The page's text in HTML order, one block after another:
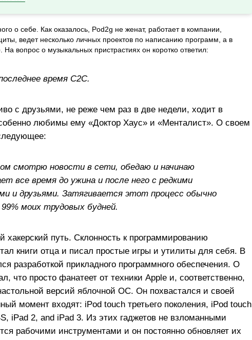
о себе. Как оказалось, Pod2g не женат, работает в компании,
ведет несколько личных проектов по написанию программ, а в
вопрос о музыкальных пристрастиях он коротко ответил:
время C2C.
с друзьями, не реже чем раз в две недели, ходит в
любимы ему «Доктор Хаус» и «Менталист». О своем
смотрю новости в сети, обедаю и начинаю
все время до ужина и после него с редкими
и друзьями. Затягивается этот процесс обычно
моих трудовых будней.
хакерский путь. Склонность к программированию
книги отца и писал простые игры и утилиты для себя. В
разработкой прикладного программного обеспечения. О
что просто фанатеет от техники Apple и, соответственно,
версий яблочной ОС. Он похвастался и своей
момент входят: iPod touch третьего поколения, iPod touch
iPad 2, and iPad 3. Из этих гаджетов не взломанными
рабочими инструментами и он постоянно обновляет их